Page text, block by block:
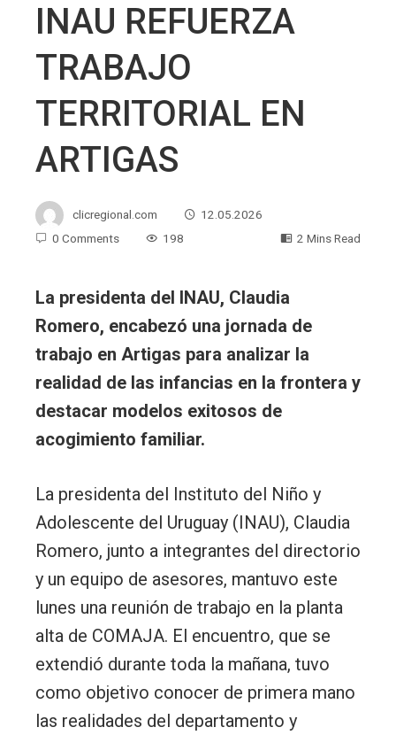
INAU REFUERZA
TRABAJO
TERRITORIAL EN
ARTIGAS
clicregional.com
12.05.2026
0 Comments
198 2 Mins Read
La presidenta del INAU, Claudia
Romero, encabezó una jornada de
trabajo en Artigas para analizar la
realidad de las infancias en la frontera y
destacar modelos exitosos de
acogimiento familiar.
La presidenta del Instituto del Niño y
Adolescente del Uruguay (INAU), Claudia
Romero, junto a integrantes del directorio
y un equipo de asesores, mantuvo este
lunes una reunión de trabajo en la planta
alta de COMAJA. El encuentro, que se
extendió durante toda la mañana, tuvo
como objetivo conocer de primera mano
las realidades del departamento y